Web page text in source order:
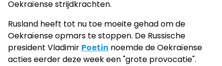
Oekraïense strijdkrachten.
Rusland heeft tot nu toe moeite gehad om de
Oekraïense opmars te stoppen. De Russische
president Vladimir Poetin noemde de Oekraïense
acties eerder deze week een "grote provocatie".